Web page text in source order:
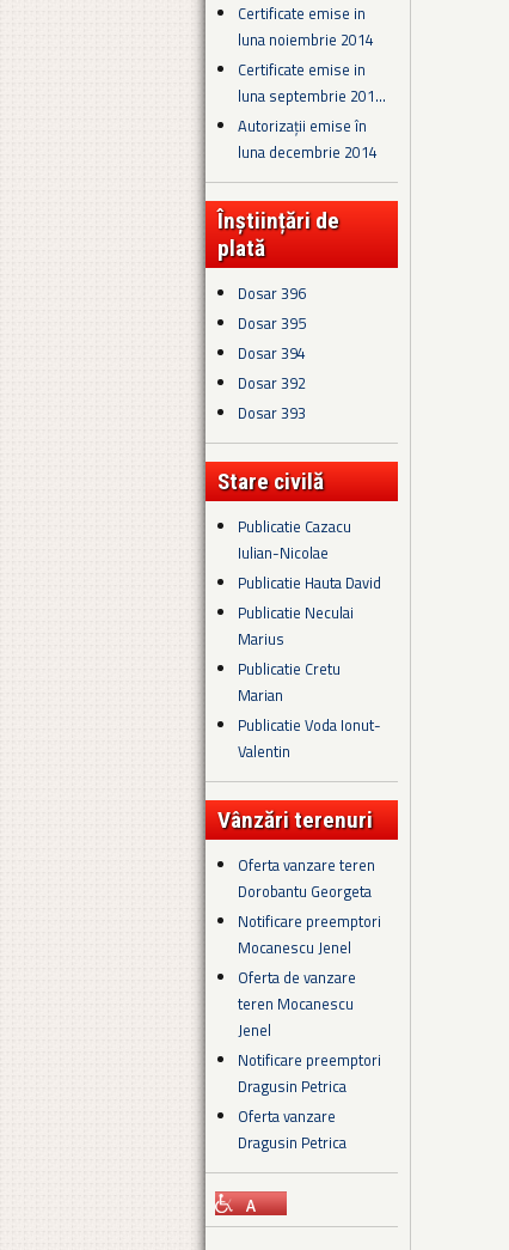
Certificate emise in
luna noiembrie 2014
Certificate emise in
luna septembrie 201...
Autorizații emise în
luna decembrie 2014
Înștiințări de
plată
Dosar 396
Dosar 395
Dosar 394
Dosar 392
Dosar 393
Stare civilă
Publicatie Cazacu
Iulian-Nicolae
Publicatie Hauta David
Publicatie Neculai
Marius
Publicatie Cretu
Marian
Publicatie Voda Ionut-
Valentin
Vânzări terenuri
Oferta vanzare teren
Dorobantu Georgeta
Notificare preemptori
Mocanescu Jenel
Oferta de vanzare
teren Mocanescu
Jenel
Notificare preemptori
Dragusin Petrica
Oferta vanzare
Dragusin Petrica